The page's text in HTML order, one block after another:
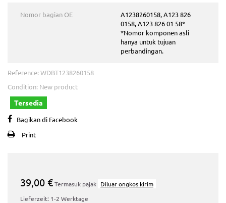
Nomor bagian OE
A1238260158, A123 826
0158, A123 826 01 58*
*Nomor komponen asli
hanya untuk tujuan
perbandingan.
Reference: WDBT1238260158
Condition: New product
Tersedia
Bagikan di Facebook
Print
39,00 €Termasuk pajak Diluar ongkos kirim
Lieferzeit: 1-2 Werktage